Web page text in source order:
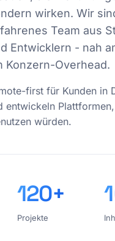
wirken. Wir
Team aus
Entwicklern - nah
Konzern-Overhead.
first für Kunden in
entwickeln
würden.
120+
Projekte